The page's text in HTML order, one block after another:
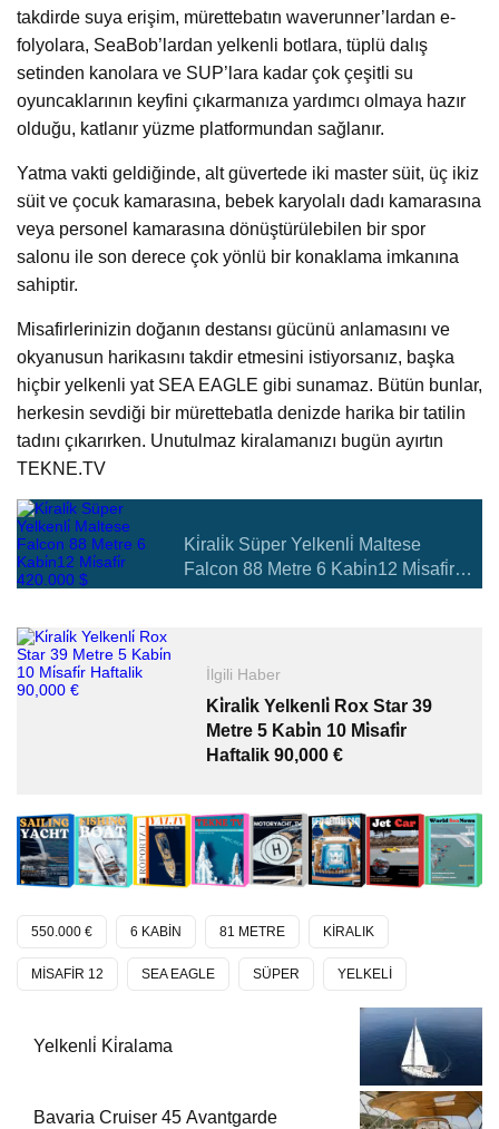
takdirde suya erişim, mürettebatın waverunner’lardan e-
folyolara, SeaBob’lardan yelkenli botlara, tüplü dalış
setinden kanolara ve SUP’lara kadar çok çeşitli su
oyuncaklarının keyfini çıkarmanıza yardımcı olmaya hazır
olduğu, katlanır yüzme platformundan sağlanır.
Yatma vakti geldiğinde, alt güvertede iki master süit, üç ikiz
süit ve çocuk kamarasına, bebek karyolalı dadı kamarasına
veya personel kamarasına dönüştürülebilen bir spor
salonu ile son derece çok yönlü bir konaklama imkanına
sahiptir.
Misafirlerinizin doğanın destansı gücünü anlamasını ve
okyanusun harikasını takdir etmesini istiyorsanız, başka
hiçbir yelkenli yat SEA EAGLE gibi sunamaz. Bütün bunlar,
herkesin sevdiği bir mürettebatla denizde harika bir tatilin
tadını çıkarırken. Unutulmaz kiralamanızı bugün ayırtın
TEKNE.TV
Ki̇rali̇k Süper Yelkenli̇ Maltese
Falcon 88 Metre 6 Kabi̇n12 Mi̇safi̇r
420.000 $
İlgili Haber
Ki̇rali̇k Yelkenli̇ Rox Star 39
Metre 5 Kabi̇n 10 Mi̇safi̇r
Haftalik 90,000 €
550.000 € 6 KABİN 81 METRE KİRALIK
MİSAFİR 12 SEA EAGLE SÜPER YELKELİ
Yelkenli̇ Ki̇ralama
Bavaria Cruiser 45 Avantgarde